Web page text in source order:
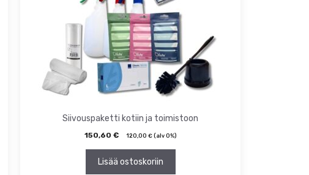
Siivouspaketti kotiin ja toimistoon
150,60 € 120,00 €(alv 0%)
Lisää ostoskoriin